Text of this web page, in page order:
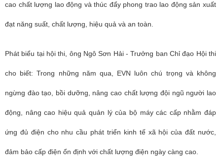
cao chất lượng lao động và thúc đẩy phong trao lao động sản xuất
đạt năng suất, chất lượng, hiệu quả và an toàn.
Phát biểu tại hội thi, ông Ngô Sơn Hải - Trưởng ban Chỉ đạo Hội thi
cho biết: Trong những năm qua, EVN luôn chú trọng và không
ngừng đào tạo, bồi dưỡng, nâng cao chất lượng đội ngũ người lao
động, nâng cao hiệu quả quản lý của bộ máy các cấp nhằm đáp
ứng đủ điện cho nhu cầu phát triển kinh tế xã hội của đất nước,
đảm bảo cấp điện ổn định với chất lượng điện ngày càng cao.